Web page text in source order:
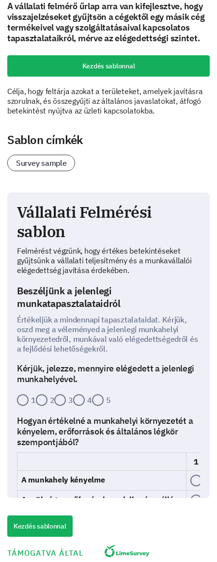
A vállalati felmérő űrlap arra van kifejlesztve, hogy
visszajelzéseket gyűjtsön a cégektől egy másik cég
termékeivel vagy szolgáltatásaival kapcsolatos
tapasztalataikról, mérve az elégedettségi szintet.
Kezdés sablonnal
Célja, hogy feltárja azokat a területeket, amelyek javításra
szorulnak, és összegyűjti az általános javaslatokat, átfogó
betekintést nyújtva az üzleti kapcsolatokba.
Sablon címkék
Survey sample
Vállalati Felmérési
sablon
Felmérést végzünk, hogy értékes betekintéseket
gyűjtsünk a vállalati teljesítmény és a munkavállalói
elégedettség javítása érdekében.
Beszéljünk a jelenlegi
munkatapasztalataidról
Értékeljük a mindennapi tapasztalataidat. Kérjük,
oszd meg a véleményed a jelenlegi munkahelyi
környezetedről, munkával való elégedettségedről és
a fejlődési lehetőségekről.
Kérjük, jelezze, mennyire elégedett a jelenlegi
munkahelyével.
1 2 3 4 5
Hogyan értékelné a munkahelyi környezetét a
kényelem, erőforrások és általános légkör
szempontjából?
1
A munkahely kényelme
A szükséges erőforrások rendelkezésre állása
Általános munkahelyi légkör
Úgy érzi, hogy képes fenntartani az egészséges
Kezdés sablonnal
TÁMOGATVA ÁLTAL